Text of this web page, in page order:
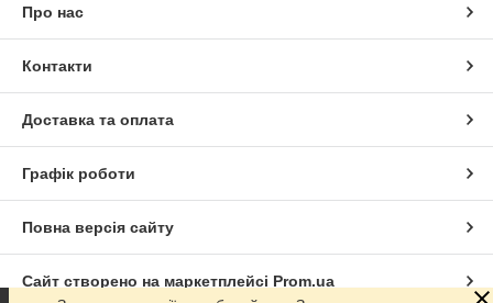
Про нас
Контакти
Доставка та оплата
Графік роботи
Повна версія сайту
Сайт створено на маркетплейсі Prom.ua